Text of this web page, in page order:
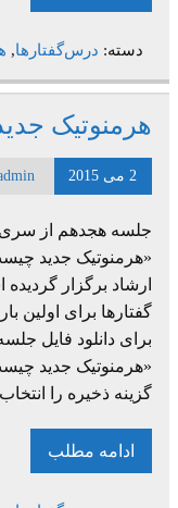
دسته: درس‌گفتارها,
هرمنوتیک
2 می 2015
جلسه هجدهم از
ارشاد برگزار
گفتارها برای اولین
برای دانلود فایل
«هرمنوتیک جدید
گزینه ذخیره را
ادامه مطلب